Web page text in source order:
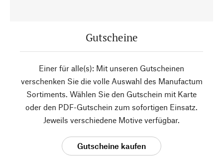
Gutscheine
Einer für alle(s): Mit unseren Gutscheinen
verschenken Sie die volle Auswahl des Manufactum
Sortiments. Wählen Sie den Gutschein mit Karte
oder den PDF-Gutschein zum sofortigen Einsatz.
Jeweils verschiedene Motive verfügbar.
Gutscheine kaufen